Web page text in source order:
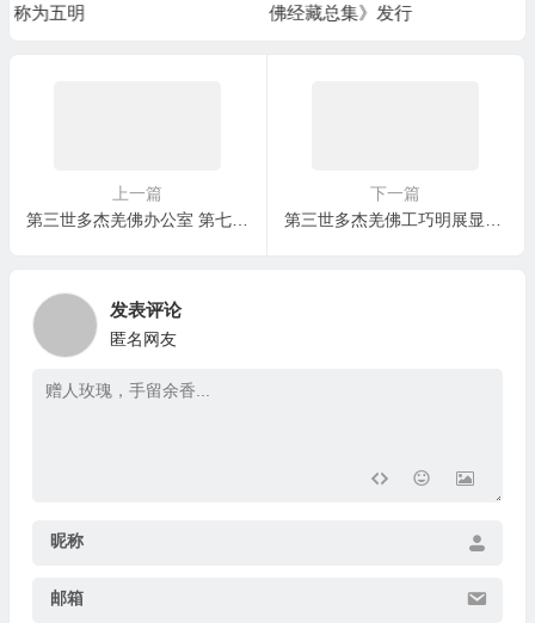
佛经藏总集》发行
指钩提437.2磅金刚杵，超越
上一篇
第三世多杰羌佛办公室 第七号说明 (03/01/2010)
下一篇
发表评论
匿名网友
昵称
邮箱